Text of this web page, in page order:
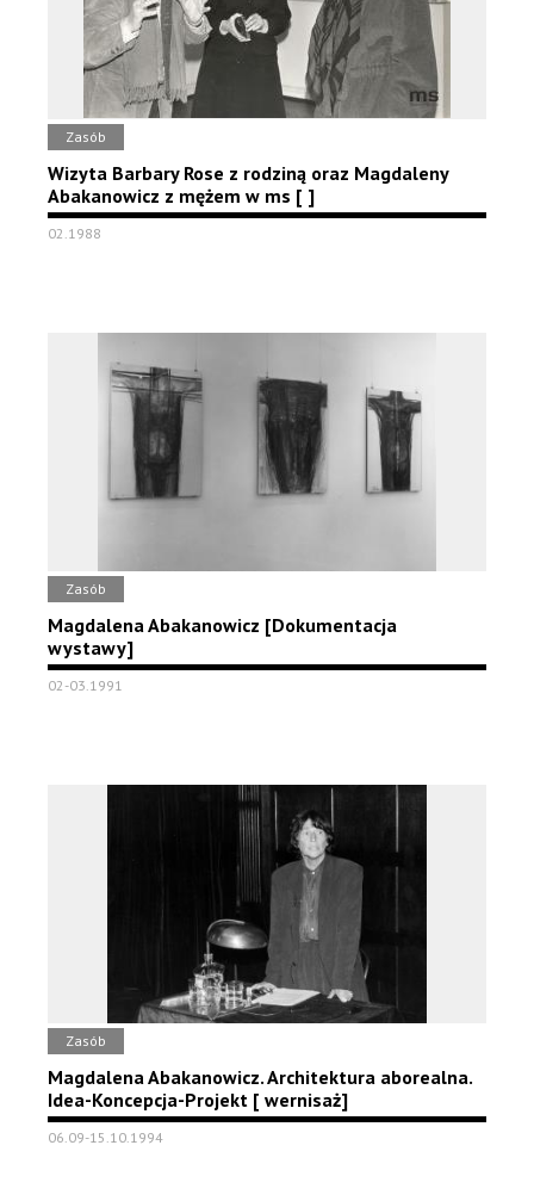
Zasób
Wizyta Barbary Rose z rodziną oraz Magdaleny
Abakanowicz z mężem w ms [ ]
02.1988
Zasób
Magdalena Abakanowicz [Dokumentacja
wystawy]
02-03.1991
Zasób
Magdalena Abakanowicz. Architektura aborealna.
Idea-Koncepcja-Projekt [ wernisaż]
06.09-15.10.1994